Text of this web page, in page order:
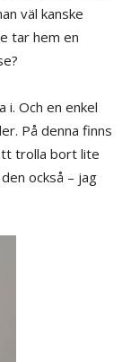
väl kanske
tar hem en
i. Och en enkel
På denna finns
trolla bort lite
också – jag